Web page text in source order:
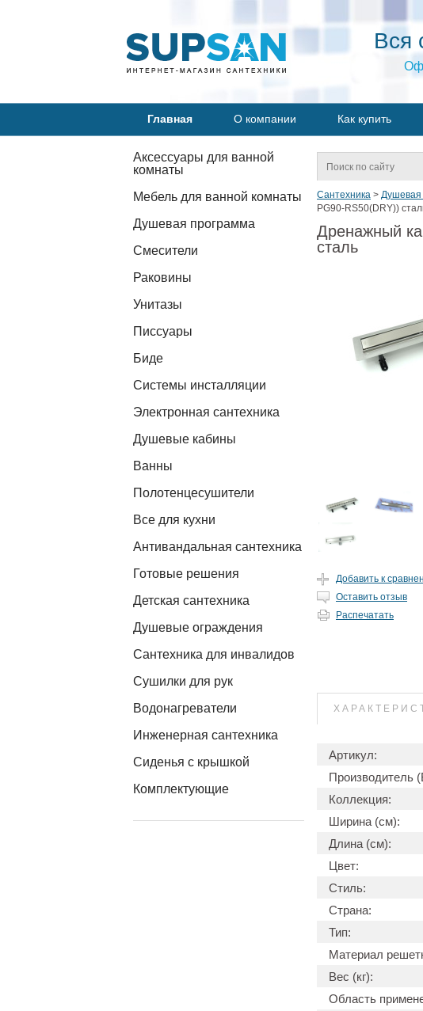
Вся
Главная О компании Как купить
Аксессуары для ванной
комнаты
Мебель для ванной комнаты
Душевая программа
Смесители
Раковины
Унитазы
Писсуары
Биде
Системы инсталляции
Электронная сантехника
Душевые кабины
Ванны
Полотенцесушители
Все для кухни
Антивандальная сантехника
Готовые решения
Детская сантехника
Душевые ограждения
Сантехника для инвалидов
Сушилки для рук
Водонагреватели
Инженерная сантехника
Сиденья с крышкой
Комплектующие
Сантехника > Душевая
PG90-RS50(DRY))
Дренажный
сталь
Добавить к
Оставить отзыв
Распечатать
Артикул:
Производитель
Коллекция:
Ширина (см):
Длина (см):
Цвет:
Стиль:
Страна:
Тип:
Материал
Вес (кг):
Область